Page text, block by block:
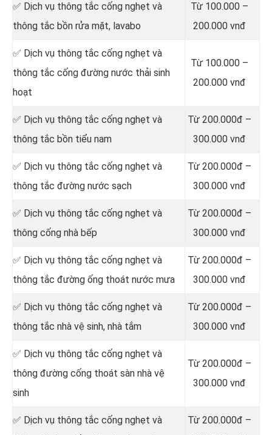
✅ Dịch vụ thông tắc cống nghẹt và
thông tắc bồn rửa mặt, lavabo
Từ 100.000 –
200.000 vnđ
‎✅ Dịch vụ thông tắc cống nghẹt và
thông tắc cống đường nước thải sinh
hoạt
Từ 100.000 –
200.000 vnđ
✅ Dịch vụ thông tắc cống nghẹt và
thông tắc bồn tiểu nam
Từ 200.000đ –
300.000 vnđ
✅ Dịch vụ thông tắc cống nghẹt và
thông tắc đường nước sạch
Từ 200.000đ –
300.000 vnđ
✅ Dịch vụ thông tắc cống nghẹt và
thông cống nhà bếp
Từ 200.000đ –
300.000 vnđ
✅ Dịch vụ thông tắc cống nghẹt và
thông tắc đường ống thoát nước mưa
Từ 200.000đ –
300.000 vnđ
✅ Dịch vụ thông tắc cống nghẹt và
thông tắc nhà vệ sinh, nhà tắm
Từ 200.000đ –
300.000 vnđ
✅ Dịch vụ thông tắc cống nghẹt và
thông đường cống thoát sàn nhà vệ
sinh
Từ 200.000đ –
300.000 vnđ
✅ Dịch vụ thông tắc cống nghẹt và
Từ 200.000đ –